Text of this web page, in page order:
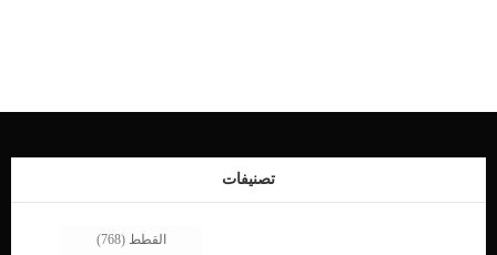
تصنيفات
القطط (768)